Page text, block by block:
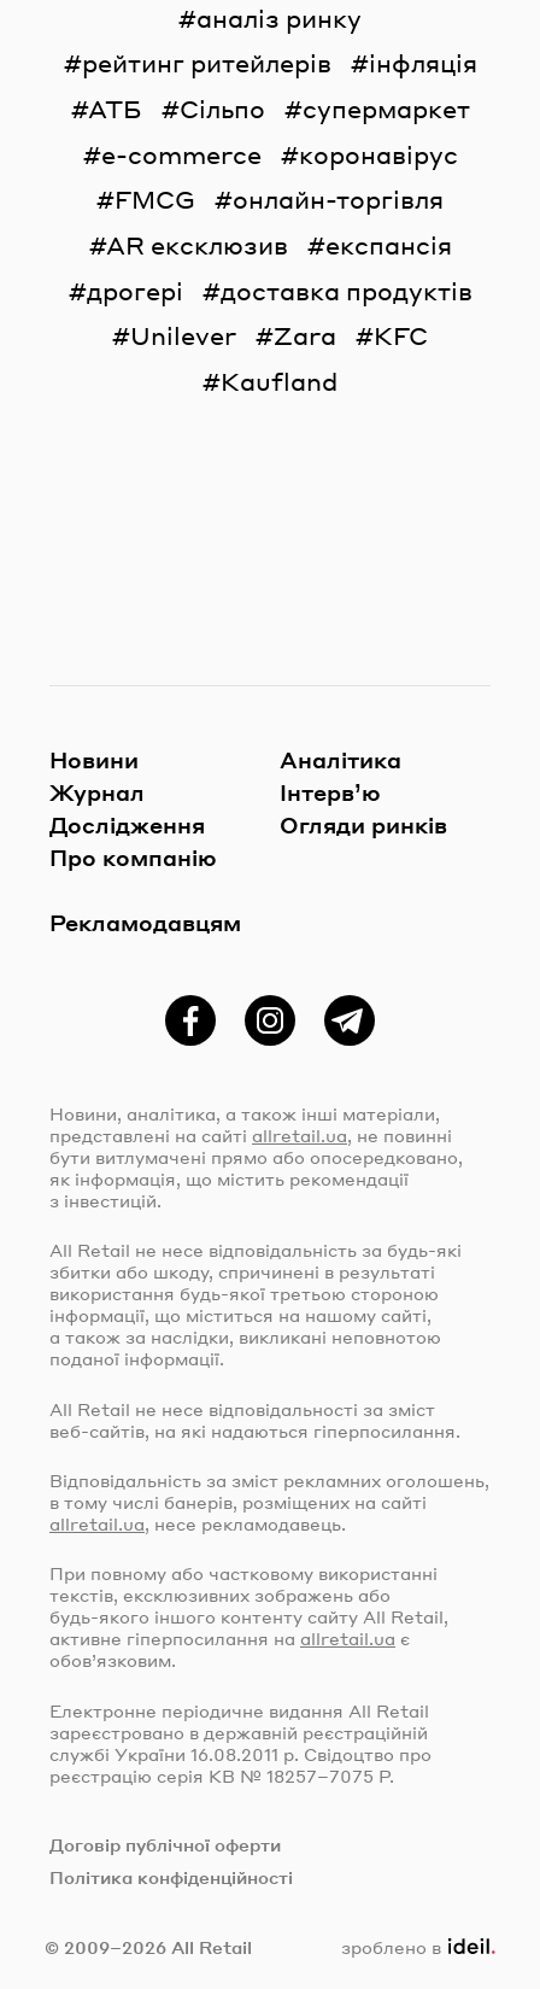
аналіз ринку
рейтинг ритейлерів
інфляція
АТБ
Сільпо
супермаркет
e-commerce
коронавірус
FMCG
онлайн-торгівля
AR ексклюзив
експансія
дрогері
доставка продуктів
Unilever
Zara
KFC
Kaufland
Новини
Журнал
Дослідження
Про компанію
Рекламодавцям
Аналітика
Інтерв’ю
Огляди ринків
ФейсбукInstagramTelegram
Новини, аналітика, а також інші матеріали,
представлені на сайті allretail.ua, не повинні
бути витлумачені прямо або опосередковано,
як інформація, що містить рекомендації
з інвестицій.
All Retail не несе відповідальність за будь-які
збитки або шкоду, спричинені в результаті
використання будь-якої третьою стороною
інформації, що міститься на нашому сайті,
а також за наслідки, викликані неповнотою
поданої інформації.
All Retail не несе відповідальності за зміст
веб-сайтів, на які надаються гіперпосилання.
Відповідальність за зміст рекламних оголошень,
в тому числі банерів, розміщених на сайті
allretail.ua, несе рекламодавець.
При повному або частковому використанні
текстів, ексклюзивних зображень або
будь-якого іншого контенту сайту All Retail,
активне гіперпосилання на allretail.ua є
обов’язковим.
Електронне періодичне видання All Retail
зареєстровано в державній реєстраційній
службі України 16.08.2011 р. Свідоцтво про
реєстрацію серія КВ № 18257–7075 Р.
Договір публічної оферти
Політика конфіденційності
© 2009–2026 All Retail зроблено в ideil.